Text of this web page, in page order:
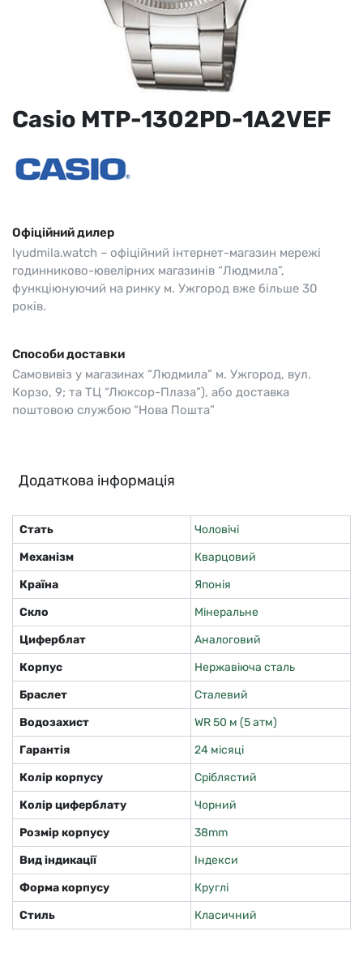
Casio MTP-1302PD-1A2VEF
Офіційний дилер
lyudmila.watch – офіційний інтернет-магазин мережі
годинниково-ювелірних магазинів “Людмила”,
функціюнуючий на ринку м. Ужгород вже більше 30
років.
Способи доставки
Самовивіз у магазинах “Людмила” м. Ужгород, вул.
Корзо, 9; та ТЦ “Люксор-Плаза”), або доставка
поштовою службою “Нова Пошта”
Додаткова інформація
Стать
Чоловічі
Механізм
Кварцовий
Країна
Японія
Скло
Мінеральне
Циферблат
Аналоговий
Корпус
Нержавіюча сталь
Браслет
Сталевий
Водозахист
WR 50 м (5 атм)
Гарантія
24 місяці
Колір корпусу
Сріблястий
Колір циферблату
Чорний
Розмір корпусу
38mm
Вид індикації
Індекси
Форма корпусу
Круглі
Стиль
Класичний